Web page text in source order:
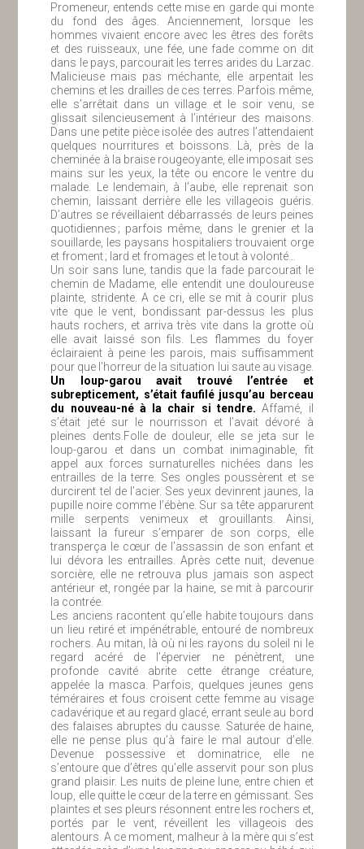
Promeneur, entends cette mise en garde qui monte
du fond des âges. Anciennement, lorsque les
hommes vivaient encore avec les êtres des forêts
et des ruisseaux, une fée, une fade comme on dit
dans le pays, parcourait les terres arides du Larzac.
Malicieuse mais pas méchante, elle arpentait les
chemins et les drailles de ces terres. Parfois même,
elle s’arrêtait dans un village et le soir venu, se
glissait silencieusement à l’intérieur des maisons.
Dans une petite pièce isolée des autres l’attendaient
quelques nourritures et boissons. Là, près de la
cheminée à la braise rougeoyante, elle imposait ses
mains sur les yeux, la tête ou encore le ventre du
malade. Le lendemain, à l’aube, elle reprenait son
chemin, laissant derrière elle les villageois guéris.
D’autres se réveillaient débarrassés de leurs peines
quotidiennes ; parfois même, dans le grenier et la
souillarde, les paysans hospitaliers trouvaient orge
et froment ; lard et fromages et le tout à volonté…
Un soir sans lune, tandis que la fade parcourait le
chemin de Madame, elle entendit une douloureuse
plainte, stridente. A ce cri, elle se mit à courir plus
vite que le vent, bondissant par-dessus les plus
hauts rochers, et arriva très vite dans la grotte où
elle avait laissé son fils. Les flammes du foyer
éclairaient à peine les parois, mais suffisamment
pour que l’horreur de la situation lui saute au visage.
Un loup-garou avait trouvé l’entrée et
subrepticement, s’était faufilé jusqu’au berceau
du nouveau-né à la chair si tendre. Affamé, il
s’était jeté sur le nourrisson et l’avait dévoré à
pleines dents.Folle de douleur, elle se jeta sur le
loup-garou et dans un combat inimaginable, fit
appel aux forces surnaturelles nichées dans les
entrailles de la terre. Ses ongles poussèrent et se
durcirent tel de l’acier. Ses yeux devinrent jaunes, la
pupille noire comme l’ébène. Sur sa tête apparurent
mille serpents venimeux et grouillants. Ainsi,
laissant la fureur s’emparer de son corps, elle
transperça le cœur de l’assassin de son enfant et
lui dévora les entrailles. Après cette nuit, devenue
sorcière, elle ne retrouva plus jamais son aspect
antérieur et, rongée par la haine, se mit à parcourir
la contrée.
Les anciens racontent qu’elle habite toujours dans
un lieu retiré et impénétrable, entouré de nombreux
rochers. Au mitan, là où ni les rayons du soleil ni le
regard acéré de l’épervier ne pénètrent, une
profonde cavité abrite cette étrange créature,
appelée la masca. Parfois, quelques jeunes gens
téméraires et fous croisent cette femme au visage
cadavérique et au regard glacé, errant seule au bord
des falaises abruptes du causse. Saturée de haine,
elle ne pense plus qu’à faire le mal autour d’elle.
Devenue possessive et dominatrice, elle ne
s’entoure que d’êtres qu’elle asservit pour son plus
grand plaisir. Les nuits de pleine lune, entre chien et
loup, elle quitte le cœur de la terre en gémissant. Ses
plaintes et ses pleurs résonnent entre les rochers et,
portés par le vent, réveillent les villageois des
alentours. A ce moment, malheur à la mère qui s’est